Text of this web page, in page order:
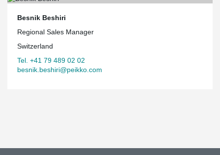
Besnik Beshiri
Regional Sales Manager
Switzerland
Tel. +41 79 489 02 02
besnik.beshiri@peikko.com